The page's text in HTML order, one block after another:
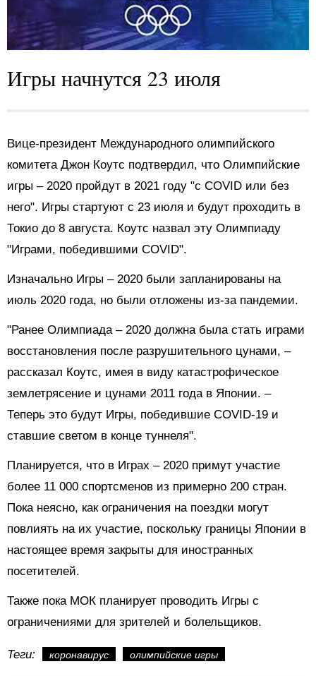
Игры начнутся 23 июля
Вице-президент Международного олимпийского
комитета Джон Коутс подтвердил, что Олимпийские
игры – 2020 пройдут в 2021 году "с COVID или без
него". Игры стартуют с 23 июля и будут проходить в
Токио до 8 августа. Коутс назвал эту Олимпиаду
"Играми, победившими COVID".
Изначально Игры – 2020 были запланированы на
июль 2020 года, но были отложены из-за пандемии.
"Ранее Олимпиада – 2020 должна была стать играми
восстановления после разрушительного цунами, –
рассказал Коутс, имея в виду катастрофическое
землетрясение и цунами 2011 года в Японии. –
Теперь это будут Игры, победившие COVID-19 и
ставшие светом в конце туннеля".
Планируется, что в Играх – 2020 примут участие
более 11 000 спортсменов из примерно 200 стран.
Пока неясно, как ограничения на поездки могут
повлиять на их участие, поскольку границы Японии в
настоящее время закрыты для иностранных
посетителей.
Также пока МОК планирует проводить Игры с
ограничениями для зрителей и болельщиков.
Теги: коронавирус олимпийские игры